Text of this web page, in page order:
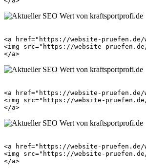
<a href="https://website-
<img src="https://website-
<a href="https://website-
<img src="https://website-
<a href="https://website-
<img src="https://website-